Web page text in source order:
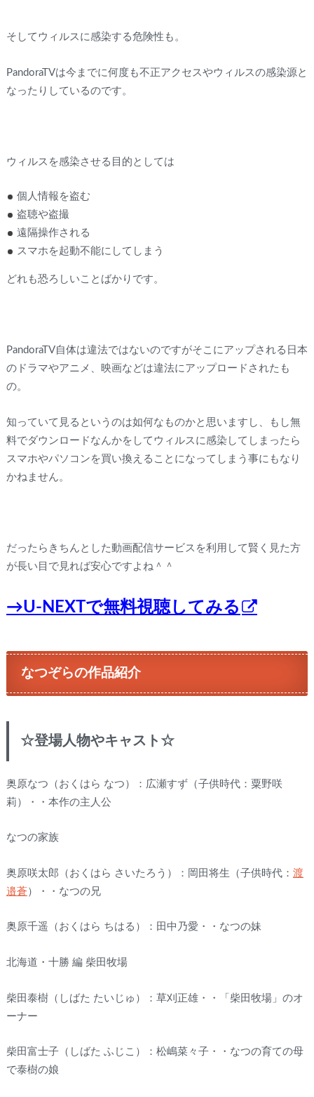
そしてウィルスに感染する危険性も。
PandoraTVは今までに何度も不正アクセスやウィルスの感染源と
なったりしているのです。
ウィルスを感染させる目的としては
個人情報を盗む
盗聴や盗撮
遠隔操作される
スマホを起動不能にしてしまう
どれも恐ろしいことばかりです。
PandoraTV自体は違法ではないのですがそこにアップされる日本
のドラマやアニメ、映画などは違法にアップロードされたも
の。
知っていて見るというのは如何なものかと思いますし、もし無
料でダウンロードなんかをしてウィルスに感染してしまったら
スマホやパソコンを買い換えることになってしまう事にもなり
かねません。
だったらきちんとした動画配信サービスを利用して賢く見た方
が長い目で見れば安心ですよね＾＾
→U-NEXTで無料視聴してみる
なつぞらの作品紹介
☆登場人物やキャスト☆
奥原なつ（おくはら なつ）：広瀬すず（子供時代：粟野咲
莉）・・本作の主人公
なつの家族
奥原咲太郎（おくはら さいたろう）：岡田将生（子供時代： 渡
邉蒼 ）・・なつの兄
奥原千遥（おくはら ちはる）：田中乃愛・・なつの妹
北海道・十勝 編 柴田牧場
柴田泰樹（しばた たいじゅ）：草刈正雄・・「柴田牧場」のオ
ーナー
柴田富士子（しばた ふじこ）：松嶋菜々子・・なつの育ての母
で泰樹の娘